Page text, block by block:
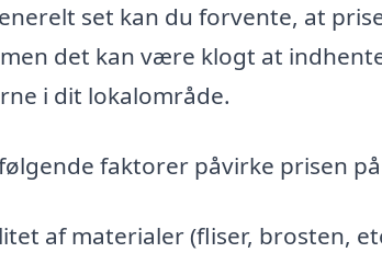
set kan du forvente, at
det kan være klogt at
i dit lokalområde.
faktorer påvirke prisen
af materialer (fliser, brosten,